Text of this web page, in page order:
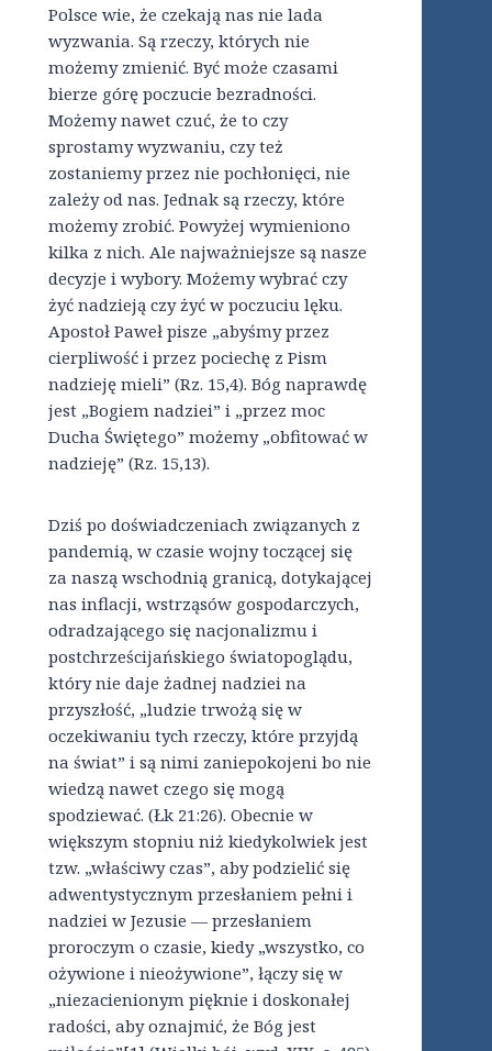
Polsce wie, że czekają nas nie lada
wyzwania. Są rzeczy, których nie
możemy zmienić. Być może czasami
bierze górę poczucie bezradności.
Możemy nawet czuć, że to czy
sprostamy wyzwaniu, czy też
zostaniemy przez nie pochłonięci, nie
zależy od nas. Jednak są rzeczy, które
możemy zrobić. Powyżej wymieniono
kilka z nich. Ale najważniejsze są nasze
decyzje i wybory. Możemy wybrać czy
żyć nadzieją czy żyć w poczuciu lęku.
Apostoł Paweł pisze „abyśmy przez
cierpliwość i przez pociechę z Pism
nadzieję mieli” (Rz. 15,4). Bóg naprawdę
jest „Bogiem nadziei” i „przez moc
Ducha Świętego” możemy „obfitować w
nadzieję” (Rz. 15,13).
Dziś po doświadczeniach związanych z
pandemią, w czasie wojny toczącej się
za naszą wschodnią granicą, dotykającej
nas inflacji, wstrząsów gospodarczych,
odradzającego się nacjonalizmu i
postchrześcijańskiego światopoglądu,
który nie daje żadnej nadziei na
przyszłość, „ludzie trwożą się w
oczekiwaniu tych rzeczy, które przyjdą
na świat” i są nimi zaniepokojeni bo nie
wiedzą nawet czego się mogą
spodziewać. (Łk 21:26). Obecnie w
większym stopniu niż kiedykolwiek jest
tzw. „właściwy czas”, aby podzielić się
adwentystycznym przesłaniem pełni i
nadziei w Jezusie — przesłaniem
proroczym o czasie, kiedy „wszystko, co
ożywione i nieożywione”, łączy się w
„niezacienionym pięknie i doskonałej
radości, aby oznajmić, że Bóg jest